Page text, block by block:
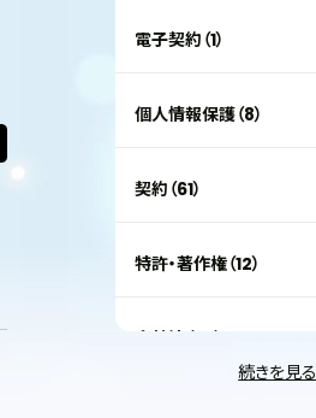
電子契約（1）
個人情報保護（8）
契約（61）
特許・著作権（12）
会社法（35）
続きを見る